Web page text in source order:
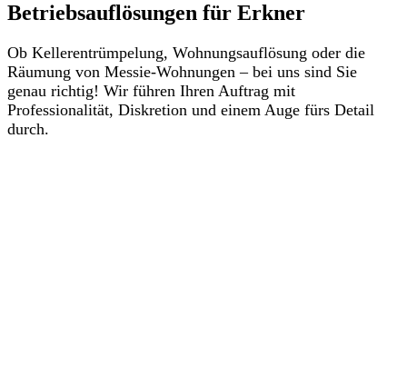
Betriebsauflösungen für Erkner
Ob Kellerentrümpelung, Wohnungsauflösung oder die
Räumung von Messie-Wohnungen – bei uns sind Sie
genau richtig! Wir führen Ihren Auftrag mit
Professionalität, Diskretion und einem Auge fürs Detail
durch.